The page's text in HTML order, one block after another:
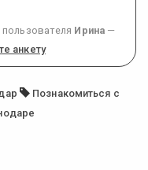
Ирина—
анкету
Познакомиться с